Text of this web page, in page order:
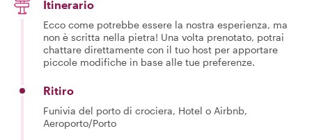
Itinerario
Ecco come potrebbe essere la nostra esperienza, ma
non è scritta nella pietra! Una volta prenotato, potrai
chattare direttamente con il tuo host per apportare
piccole modifiche in base alle tue preferenze.
Ritiro
Funivia del porto di crociera, Hotel o Airbnb,
Aeroporto/Porto